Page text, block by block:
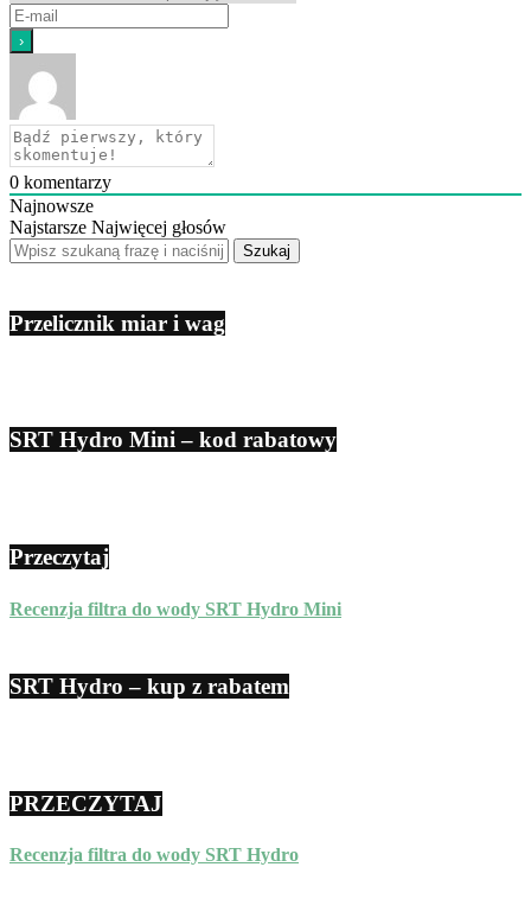
0 komentarzy
Najnowsze
Najstarsze Najwięcej głosów
Przelicznik miar i wag
SRT Hydro Mini – kod rabatowy
Przeczytaj
Recenzja filtra do wody SRT Hydro Mini
SRT Hydro – kup z rabatem
PRZECZYTAJ
Recenzja filtra do wody SRT Hydro